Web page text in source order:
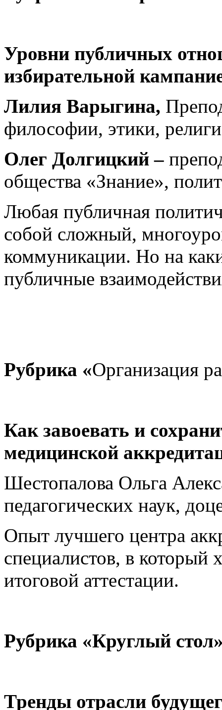
Уровни публичных
избирательной
Лилия Варыгина,
философии, этики,
Олег Долгицкий –
общества «Знание»,
Любая публичная
собой сложный,
коммуникации. Но на
публичные
Рубрика «Организация
Как завоевать и
медицинской
Шестопалова Ольга
педагогических наук,
Опыт лучшего центра
специалистов, в который
итоговой аттестации.
Рубрика «Круглый стол
Тренды отрасли